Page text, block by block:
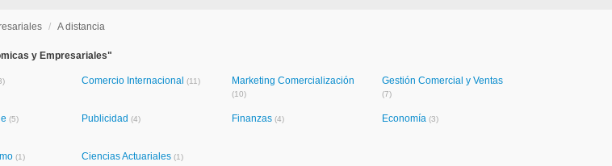
/ A distancia
y Empresariales"
Comercio Internacional (11) Marketing Comercialización
(10)
Gestión Comercial y Ventas
(7)
(5) Publicidad (4) Finanzas (4) Economía (3)
(1) Ciencias Actuariales (1)